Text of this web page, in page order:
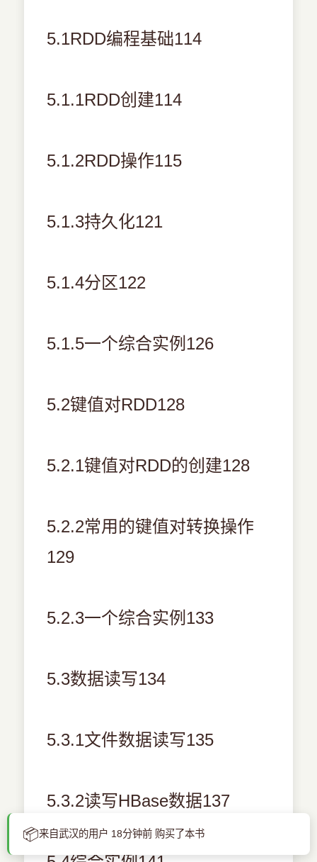
5.1RDD编程基础114
5.1.1RDD创建114
5.1.2RDD操作115
5.1.3持久化121
5.1.4分区122
5.1.5一个综合实例126
5.2键值对RDD128
5.2.1键值对RDD的创建128
5.2.2常用的键值对转换操作
129
5.2.3一个综合实例133
5.3数据读写134
5.3.1文件数据读写135
5.3.2读写HBase数据137
📦来自武汉的用户 18分钟前 购买了本书